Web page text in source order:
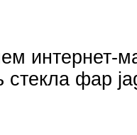
интернет-
стекла фар